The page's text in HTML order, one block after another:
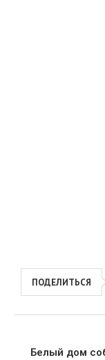
ПОДЕЛИТЬСЯ
Белый дом